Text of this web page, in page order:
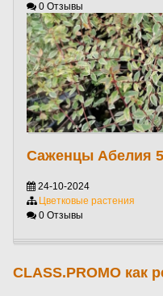
0 Отзывы
Саженцы Абелия
24-10-2024
Цветковые растения
0 Отзывы
CLASS.PROMO как